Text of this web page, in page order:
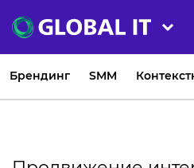
Брендинг SMM